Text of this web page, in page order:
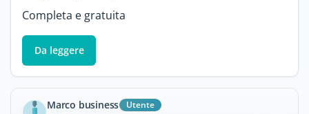
Completa e gratuita
Da leggere
Marco business Utente